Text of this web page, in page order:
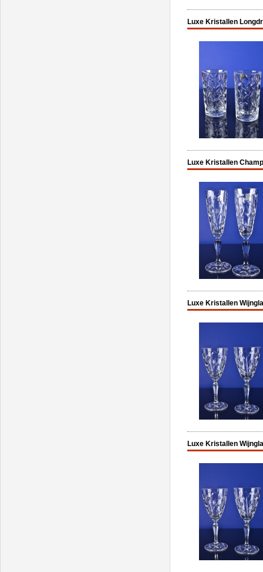
Luxe Kristallen
Luxe Kristallen
Luxe Kristallen
Luxe Kristallen